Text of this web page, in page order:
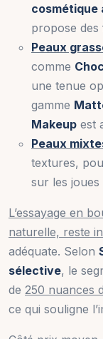
cosmétique
propose des
Peaux
comme
une tenue
gamme
Makeup est
Peaux
textures,
sur les
L’essayage en
naturelle, reste
adéquate. Selon
sélective, le
de 250 nuances
ce qui souligne